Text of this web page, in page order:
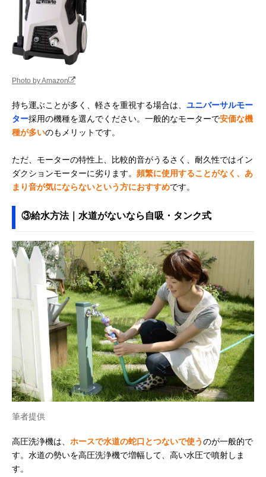
Photo by Amazon
持ち運ぶことが多く、軽さを重視する場合は、 ユニバーサルモー
ター採用の機種を選んでください。一般的なモーターで安価な機
種が多いのもメリットです。
ただ、モーターの特性上、比較的音がうるさく、耐久性ではイン
ダクションモーターに劣ります。 頻繁に使用することがなく、あ
まり音が気にならないという方におすすめです。
③給水方法｜水道がないなら自吸・タンク式
筆者提供
高圧洗浄機は、 ホースで水道の蛇口とつないで使うのが一般的で
す。水道の勢いを高圧洗浄機で増幅して、高い水圧で噴射しま
す。